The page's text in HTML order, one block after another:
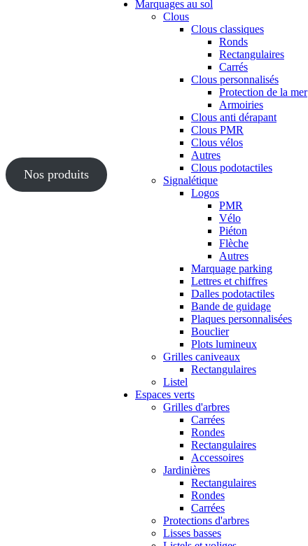
Nos produits
Marquages au sol
Clous
Clous classiques
Ronds
Rectangulaires
Carrés
Clous personnalisés
Protection de la mer
Armoiries
Clous anti dérapant
Clous PMR
Clous vélos
Autres
Clous podotactiles
Signalétique
Logos
PMR
Vélo
Piéton
Flèche
Autres
Marquage parking
Lettres et chiffres
Dalles podotactiles
Bande de guidage
Plaques personnalisées
Bouclier
Plots lumineux
Grilles caniveaux
Rectangulaires
Listel
Espaces verts
Grilles d'arbres
Carrées
Rondes
Rectangulaires
Accessoires
Jardinières
Rectangulaires
Rondes
Carrées
Protections d'arbres
Lisses basses